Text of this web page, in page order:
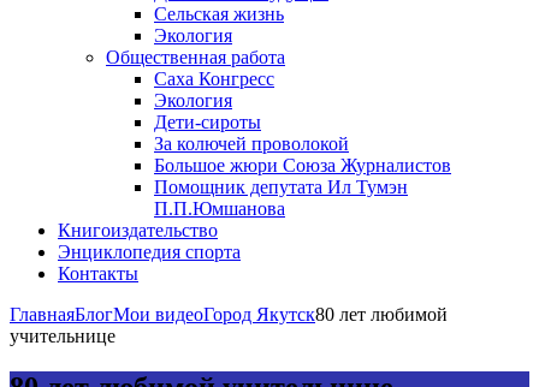
Сельская жизнь
Экология
Общественная работа
Саха Конгресс
Экология
Дети-сироты
За колючей проволокой
Большое жюри Союза Журналистов
Помощник депутата Ил Тумэн
П.П.Юмшанова
Книгоиздательство
Энциклопедия спорта
Контакты
ГлавнаяБлогМои видеоГород Якутск80 лет любимой
учительнице